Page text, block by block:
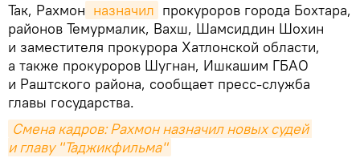
Так, Рахмон назначил прокуроров города Бохтара,
районов Темурмалик, Вахш, Шамсиддин Шохин
и заместителя прокурора Хатлонской области,
а также прокуроров Шугнан, Ишкашим ГБАО
и Раштского района, сообщает пресс-служба
главы государства.
Смена кадров: Рахмон назначил новых судей
и главу "Таджикфильма"